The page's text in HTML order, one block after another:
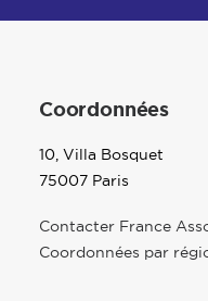
Coordonnées
10, Villa Bosquet
75007 Paris
Contacter France
Coordonnées par